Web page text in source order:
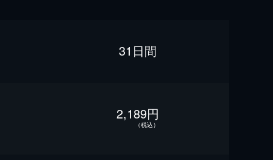
31日間
2,189円
（税込）